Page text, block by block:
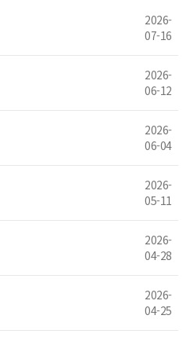
2026-
07-16
2026-
06-12
2026-
06-04
2026-
05-11
2026-
04-28
2026-
04-25